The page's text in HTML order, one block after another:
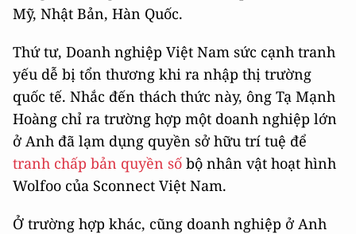
Mỹ, Nhật Bản, Hàn Quốc.
Thứ tư, Doanh nghiệp Việt Nam sức cạnh tranh
yếu dễ bị tổn thương khi ra nhập thị trường
quốc tế. Nhắc đến thách thức này, ông Tạ Mạnh
Hoàng chỉ ra trường hợp một doanh nghiệp lớn
ở Anh đã lạm dụng quyền sở hữu trí tuệ để
tranh chấp bản quyền số bộ nhân vật hoạt hình
Wolfoo của Sconnect Việt Nam.
Ở trường hợp khác, cũng doanh nghiệp ở Anh